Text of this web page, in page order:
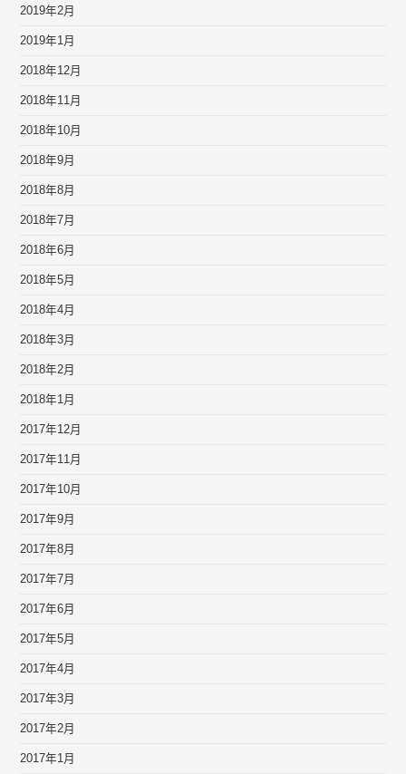
2019年2月
2019年1月
2018年12月
2018年11月
2018年10月
2018年9月
2018年8月
2018年7月
2018年6月
2018年5月
2018年4月
2018年3月
2018年2月
2018年1月
2017年12月
2017年11月
2017年10月
2017年9月
2017年8月
2017年7月
2017年6月
2017年5月
2017年4月
2017年3月
2017年2月
2017年1月